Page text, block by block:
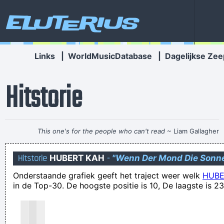
Eluterius
Links WorldMusicDatabase Dagelijkse
Hitstorie
This one's for the people who can't read ~ Liam Gallagher
Chinja Kerkmoes, een vrouw die tijdens een belangrijk
sportevenement een bordje omhooghield met "Allez Opi-Omi"
erop, kan maar beter op haar tellen passen!
Aw, this was a very nice post. In thought I want to put in
Hitstorie HUBERT KAH - "Wenn Der Mond Die
Onderstaande grafiek geeft het traject weer welk
in de Top-30. De hoogste positie is 10, De laagste is